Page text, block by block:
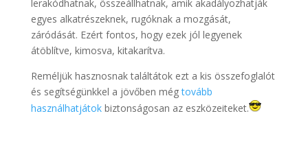
lerakódhatnak, összeállhatnak, amik akadályozhatják
egyes alkatrészeknek, rugóknak a mozgását,
záródását. Ezért fontos, hogy ezek jól legyenek
átöblítve, kimosva, kitakarítva.
Reméljük hasznosnak találtátok ezt a kis összefoglalót
és segítségünkkel a jövőben mégtovább
használhatjátokbiztonságosan az eszközeiteket.